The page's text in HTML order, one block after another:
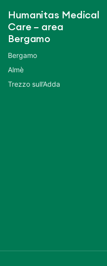
Humanitas Medical
Care – area
Bergamo
Bergamo
Almè
Trezzo sull’Adda